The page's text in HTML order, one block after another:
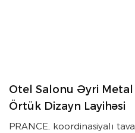
Otel Salonu Əyri Metal
Örtük Dizayn Layihəsi
PRANCE, koordinasiyalı